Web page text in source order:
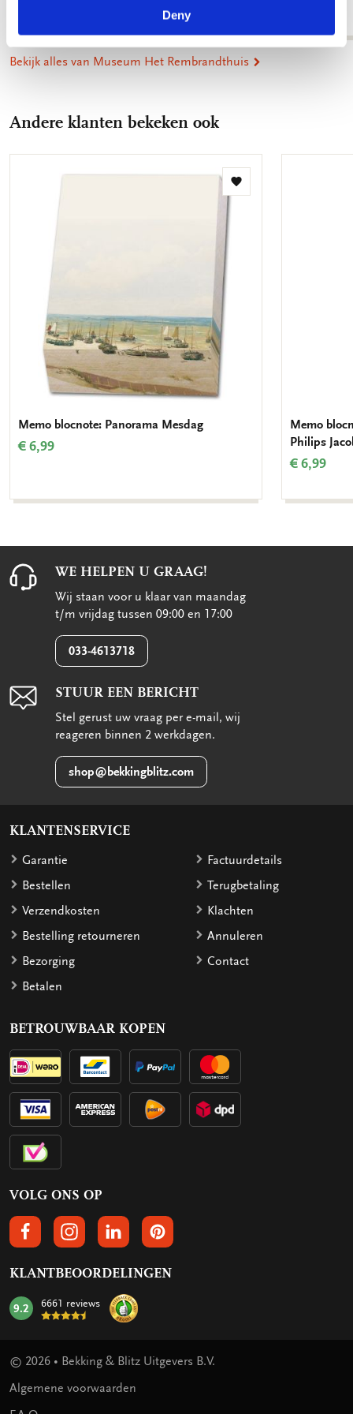
Deny
Bekijk alles van Museum Het Rembrandthuis
Andere klanten bekeken ook
Toevoegen
Memo blocnote: Panorama Mesdag
€ 6,99
Memo
Philips
€ 6,99
WE HELPEN U GRAAG!
Wij staan voor u klaar van maandag
t/m vrijdag tussen 09:00 en 17:00
033-4613718
STUUR EEN BERICHT
Stel gerust uw vraag per e-mail, wij
reageren binnen 2 werkdagen.
shop@bekkingblitz.com
KLANTENSERVICE
Garantie
Bestellen
Verzendkosten
Bestelling retourneren
Bezorging
Betalen
Factuurdetails
Terugbetaling
Klachten
Annuleren
Contact
BETROUWBAAR KOPEN
VOLG ONS OP
VOLGS ONS OP FACEBOOK
VOLG ONS OP INSTAGRAM
VOLG ONS OP LINKEDIN
VOLG ONS OP PINTEREST
KLANTBEOORDELINGEN
mark:
9.2 6661 reviews
© 2026 • Bekking & Blitz Uitgevers B.V.
Algemene voorwaarden